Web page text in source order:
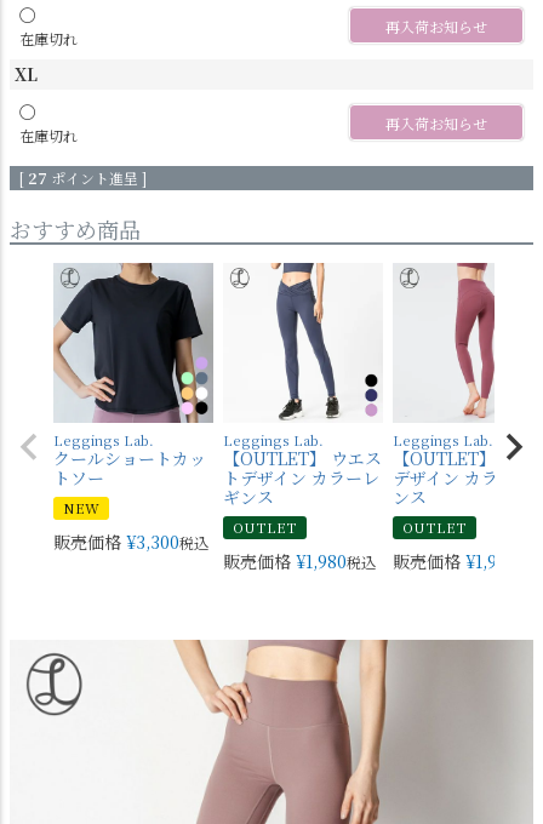
〇
在庫切れ
再入荷お知らせ
XL
〇
在庫切れ
再入荷お知らせ
[ 27 ポイント進呈 ]
おすすめ商品
Leggings Lab.
クールショートカッ
トソー
NEW
販売価格 ¥3,300税込
Leggings Lab.
【OUTLET】 ウエス
トデザイン カラーレ
ギンス
OUTLET
販売価格 ¥1,980税込
Leggings Lab.
【OUTLET】 バッ
デザイン カラーレ
ンス
OUTLET
販売価格 ¥1,980